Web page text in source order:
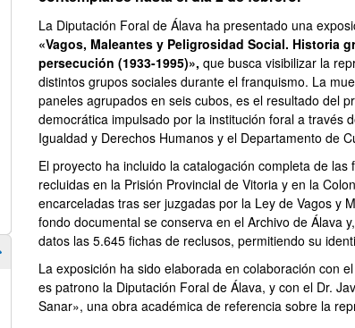
Mostrar/ocultar subpáginas
La Diputación Foral de Álava ha presentado una
«Vagos, Maleantes y Peligrosidad Social. Historia
persecución (1933-1995)», que busca visibilizar la
distintos grupos sociales durante el franquismo. La
paneles agrupados en seis cubos, es el resultado del
democrática impulsado por la institución foral a través
Igualdad y Derechos Humanos y el Departamento de
El proyecto ha incluido la catalogación completa de
recluidas en la Prisión Provincial de Vitoria y en la
encarceladas tras ser juzgadas por la Ley de Vagos y
fondo documental se conserva en el Archivo de Álava
datos las 5.645 fichas de reclusos, permitiendo su
La exposición ha sido elaborada en colaboración con
es patrono la Diputación Foral de Álava, y con el Dr.
Sanar», una obra académica de referencia sobre la